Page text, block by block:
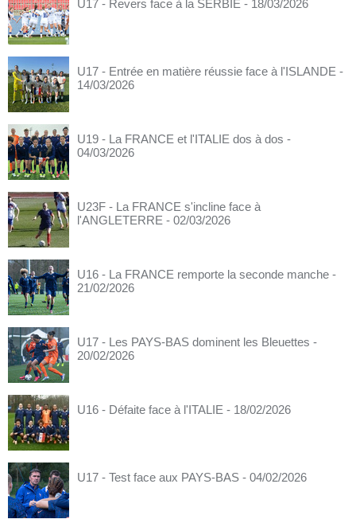
U17 - Revers face à la SERBIE - 18/03/2026
U17 - Entrée en matière réussie face à l'ISLANDE -
14/03/2026
U19 - La FRANCE et l'ITALIE dos à dos -
04/03/2026
U23F - La FRANCE s'incline face à
l'ANGLETERRE - 02/03/2026
U16 - La FRANCE remporte la seconde manche -
21/02/2026
U17 - Les PAYS-BAS dominent les Bleuettes -
20/02/2026
U16 - Défaite face à l'ITALIE - 18/02/2026
U17 - Test face aux PAYS-BAS - 04/02/2026